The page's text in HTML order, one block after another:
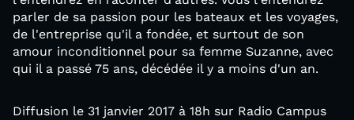
parler de sa passion pour les bateaux et les voyages,
de l'entreprise qu'il a fondée, et surtout de son
amour inconditionnel pour sa femme Suzanne, avec
qui il a passé 75 ans, décédée il y a moins d'un an.
Diffusion le 31 janvier 2017 à 18h sur Radio Campus